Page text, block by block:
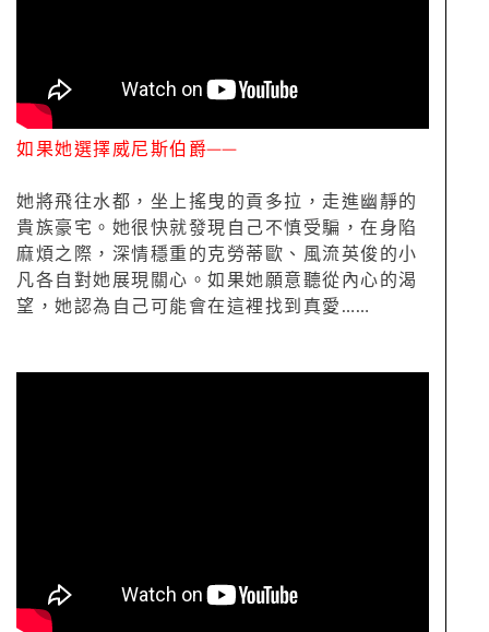
如果她選擇威尼斯伯爵──
她將飛往水都，坐上搖曳的貢多拉，走進幽靜的
貴族豪宅。她很快就發現自己不慎受騙，在身陷
麻煩之際，深情穩重的克勞蒂歐、風流英俊的小
凡各自對她展現關心。如 果她願意聽從內心的渴
望，她認為自己可能會在這裡找到真愛……